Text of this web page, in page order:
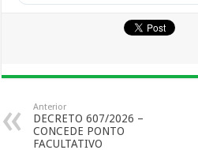
Anterior
DECRETO 607/2026 –
CONCEDE PONTO
FACULTATIVO